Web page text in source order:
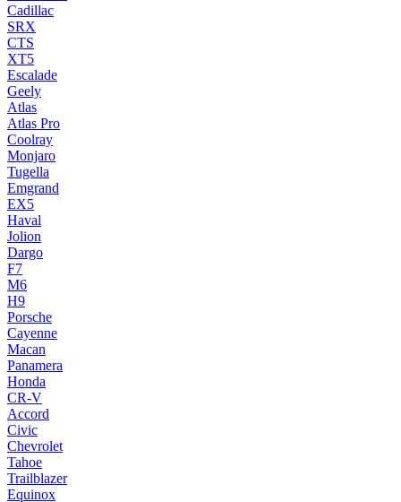
Cadillac
SRX
CTS
XT5
Escalade
Geely
Atlas
Atlas Pro
Coolray
Monjaro
Tugella
Emgrand
EX5
Haval
Jolion
Dargo
F7
M6
H9
Porsche
Cayenne
Macan
Panamera
Honda
CR-V
Accord
Civic
Chevrolet
Tahoe
Trailblazer
Equinox